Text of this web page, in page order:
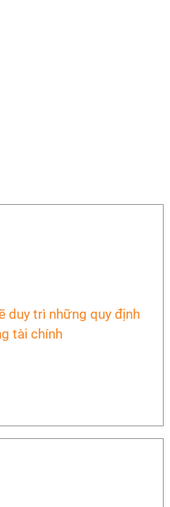
duy trì những quy định
tài chính